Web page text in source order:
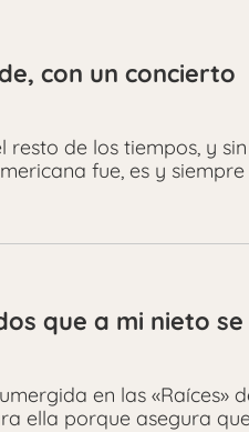
con un concierto
de los tiempos, y sin
fue, es y siempre
que a mi nieto se
en las «Raíces»
ella porque asegura